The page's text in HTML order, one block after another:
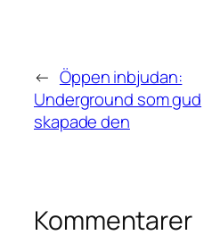
← Öppen inbjudan:
Underground som gud
skapade den
Kommentarer